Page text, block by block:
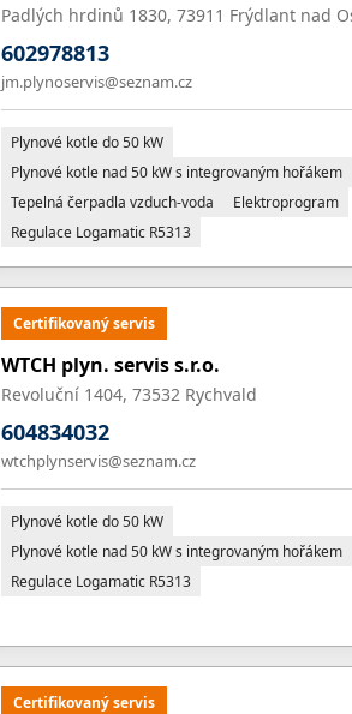
Padlých hrdinů 1830, 73911 Frýdlant nad
602978813
jm.plynoservis@seznam.cz
Plynové kotle do 50 kW
Plynové kotle nad 50 kW s integrovaným hořákem
Tepelná čerpadla vzduch-voda
Elektroprogram
Regulace Logamatic R5313
Certifikovaný servis
WTCH plyn. servis s.r.o.
Revoluční 1404, 73532 Rychvald
604834032
wtchplynservis@seznam.cz
Plynové kotle do 50 kW
Plynové kotle nad 50 kW s integrovaným hořákem
Regulace Logamatic R5313
Certifikovaný servis